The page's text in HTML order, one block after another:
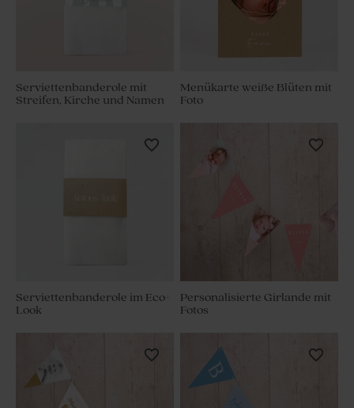
Serviettenbanderole mit
Streifen, Kirche und Namen
Menükarte weiße Blüten mit
Foto
Serviettenbanderole im Eco-
Look
Personalisierte Girlande mit
Fotos